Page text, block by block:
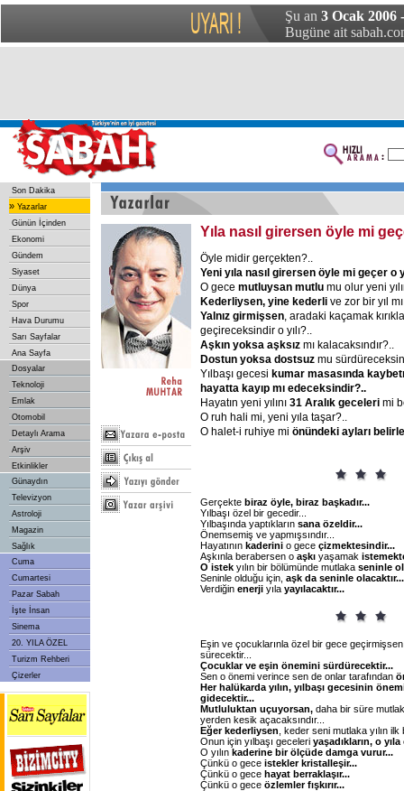
Şu an 3 Ocak 2006
Bugüne ait
Son Dakika
» Yazarlar
Günün İçinden
Ekonomi
Gündem
Siyaset
Dünya
Spor
Hava Durumu
Sarı Sayfalar
Ana Sayfa
Dosyalar
Teknoloji
Emlak
Otomobil
Detaylı Arama
Arşiv
Etkinlikler
Günaydın
Televizyon
Astroloji
Magazin
Sağlık
Cuma
Cumartesi
Pazar Sabah
İşte İnsan
Sinema
20. YILA ÖZEL
Turizm Rehberi
Çizerler
Yıla nasıl girersen öyle mi
Öyle midir gerçekten?..
Yeni yıla nasıl girersen öyle mi geçer o
O gece mutluysan mutlu mu olur yeni
Kederliysen, yine kederli ve zor bir yıl
Yalnız girmişsen, aradaki kaçamak
geçireceksindir o yılı?..
Aşkın yoksa aşksız mı kalacaksındır?..
Dostun yoksa dostsuz mu
Yılbaşı gecesi kumar masasında
hayatta kayıp mı edeceksindir?..
Hayatın yeni yılını 31 Aralık geceleri mi
O ruh hali mi, yeni yıla taşar?..
O halet-i ruhiye mi önündeki ayları
Gerçekte biraz öyle, biraz başkadır...
Yılbaşı özel bir gecedir...
Yılbaşında yaptıkların sana özeldir...
Önemsemiş ve yapmışsındır...
Hayatının kaderini o gece çizmektesindir...
Aşkınla berabersen o aşkı yaşamak
O istek yılın bir bölümünde mutlaka seninle
Seninle olduğu için, aşk da seninle olacaktır...
Verdiğin enerji yıla yayılacaktır...
Eşin ve çocuklarınla özel bir gece
sürecektir...
Çocuklar ve eşin önemini sürdürecektir...
Sen o önemi verince sen de onlar tarafından
Her halükarda yılın, yılbaşı gecesinin
gidecektir...
Mutluluktan uçuyorsan, daha bir süre
yerden kesik açacaksındır...
Eğer kederliysen , keder seni mutlaka yılın
Onun için yılbaşı geceleri yaşadıkların, o yıla
O yılın kaderine bir ölçüde damga vurur...
Çünkü o gece istekler kristalleşir...
Çünkü o gece hayat berraklaşır...
Çünkü o gece özlemler fışkırır...